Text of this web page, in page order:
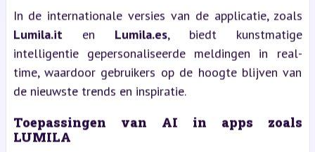
In de internationale versies van de applicatie, zoals
Lumila.iten Lumila.es, biedt kunstmatige
intelligentie gepersonaliseerde meldingen in real-
time, waardoor gebruikers op de hoogte blijven van
de nieuwste trends en inspiratie.
Toepassingen van AI in apps zoals
LUMILA